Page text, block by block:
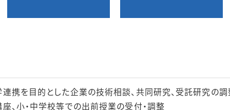
携を目的とした企業の技術相談、共同研究、受託研究の調
、小・中学校等での出前授業の受付・調整